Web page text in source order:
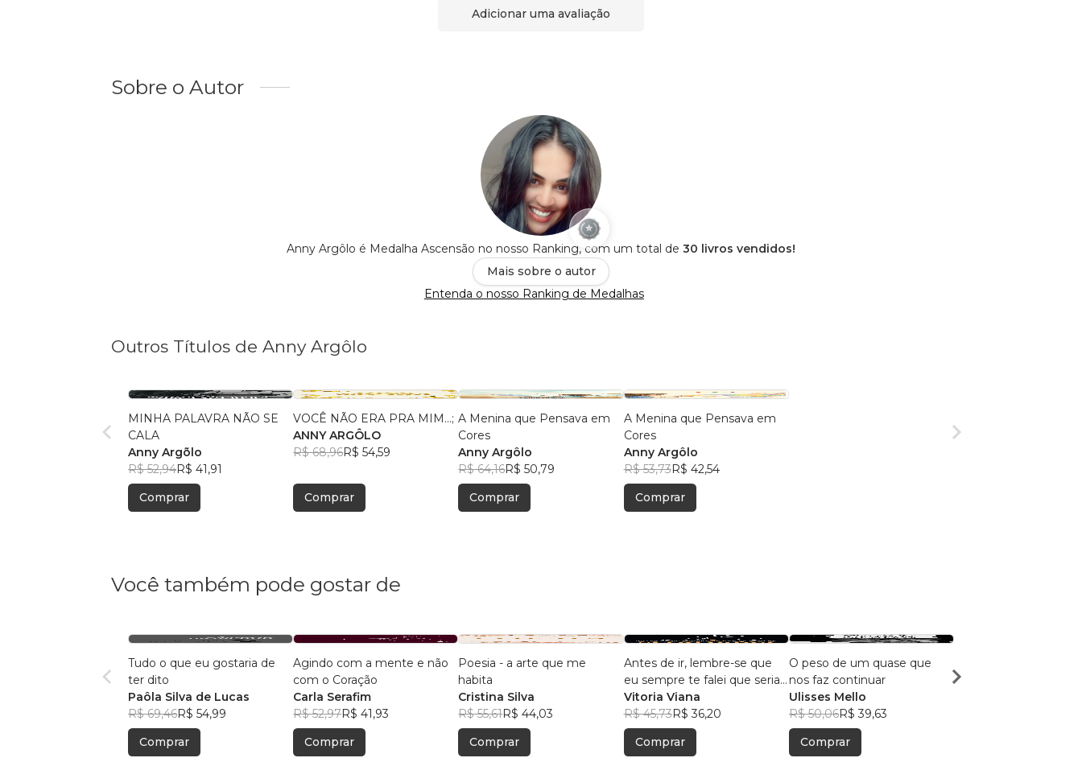
Adicionar uma avaliação
Sobre o Autor
Anny Argôlo é Medalha Ascensão no nosso Ranking, com um total de 30 livros vendidos!
Mais sobre o autor
Entenda o nosso Ranking de Medalhas
Outros Títulos de Anny Argôlo
MINHA PALAVRA NÃO SE
CALA
Anny Argõlo
R$ 52,94R$ 41,91
Comprar
VOCÊ NÃO ERA PRA MIM...;
ANNY ARGÔLO
R$ 68,96R$ 54,59
Comprar
A Menina que Pensava em
Cores
Anny Argôlo
R$ 64,16R$ 50,79
Comprar
A Menina que Pensava em
Cores
Anny Argôlo
R$ 53,73R$ 42,54
Comprar
Você também pode gostar de
Tudo o que eu gostaria de
ter dito
Paôla Silva de Lucas
R$ 69,46R$ 54,99
Comprar
Agindo com a mente e não
com o Coração
Carla Serafim
R$ 52,97R$ 41,93
Comprar
Poesia - a arte que me
habita
Cristina Silva
R$ 55,61R$ 44,03
Comprar
Antes de ir, lembre-se que
eu sempre te falei que seria
amor
Vitoria Viana
R$ 45,73R$ 36,20
Comprar
O peso de um quase que
nos faz continuar
Ulisses Mello
R$ 50,06R$ 39,63
Comprar
IZÂNGELA FEITOSA